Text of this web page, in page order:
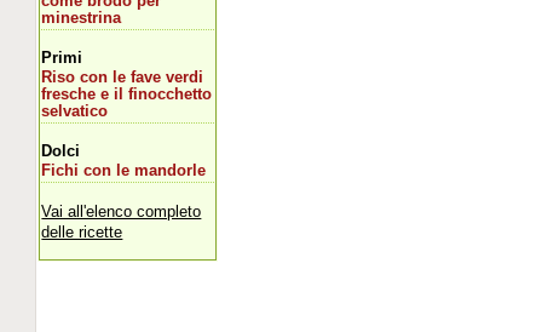
minestrina
Primi
Riso con le fave verdi
fresche e il finocchetto
selvatico
Dolci
Fichi con le mandorle
Vai all'elenco completo
delle ricette